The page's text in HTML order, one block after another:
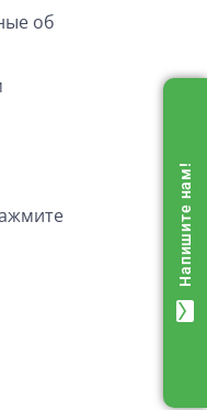
об
mail
Напишите нам!